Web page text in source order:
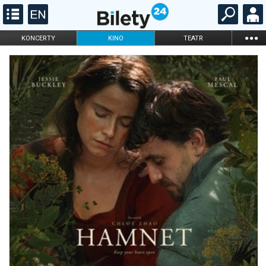
KONCERTY KINO TEATR ...
FILHARMONIA OPERA I BALET
STAND-UP
DLA DZIECI
ONLINE KARNETY